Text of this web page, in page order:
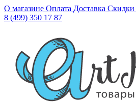
О магазине Оплата Доставка Скидки
8 (499) 350 17 87